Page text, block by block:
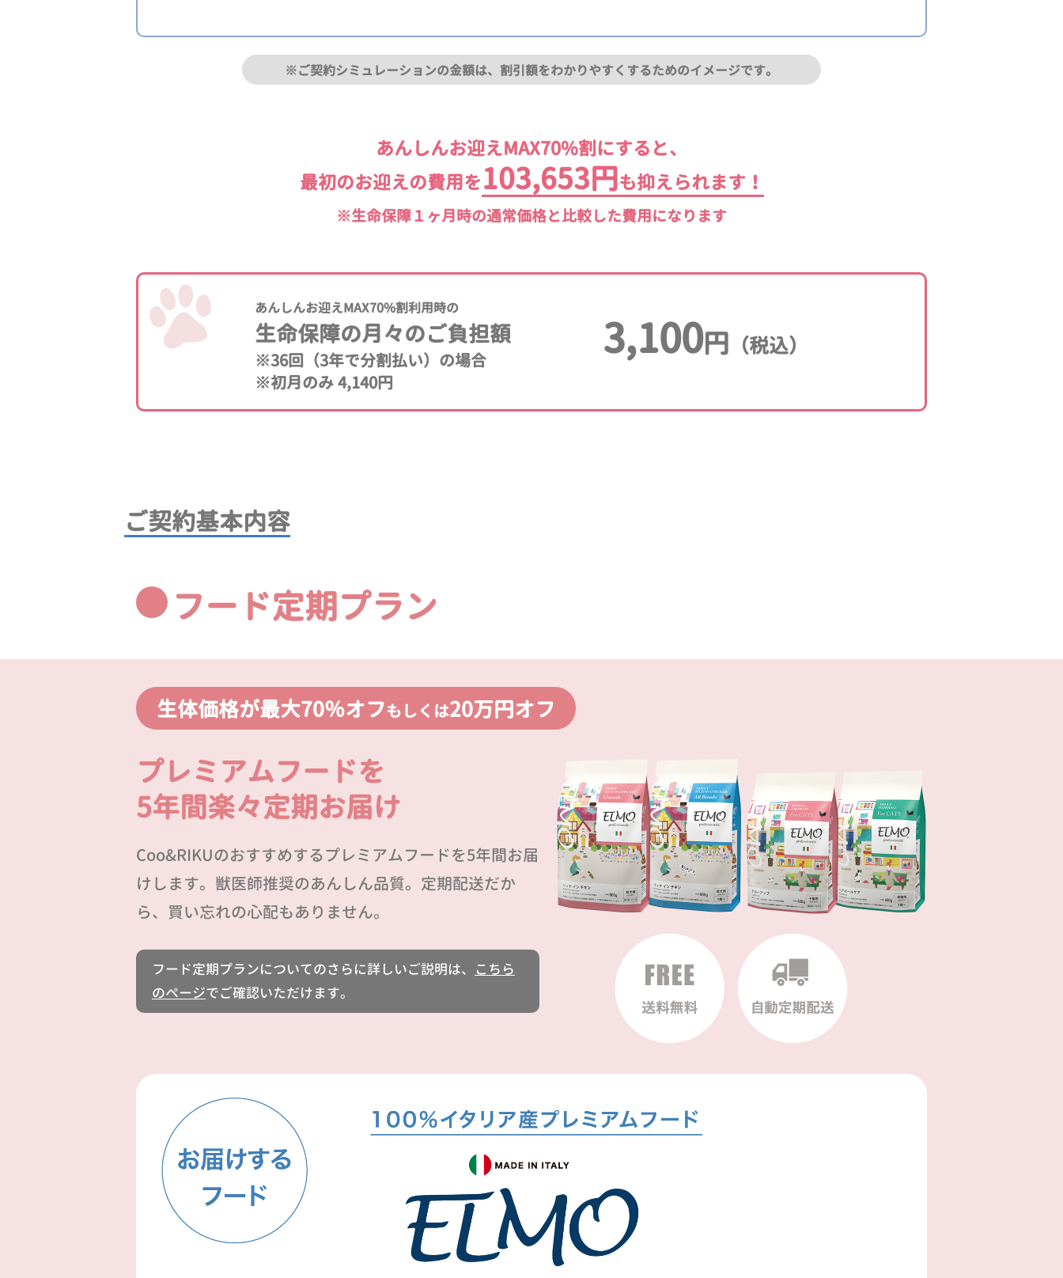
※ご契約シミュレーションの金額は、割引額をわかりやすくするためのイメージです。
あんしんお迎えMAX70%割にすると、
最初のお迎えの費用を103,653円も抑えられます！
※生命保障１ヶ月時の通常価格と比較した費用になります
あんしんお迎えMAX70%割利用時の
生命保障の月々のご負担額
※36回（3年で分割払い）の場合
※初月のみ 4,140円
3,100円 （税込）
ご契約基本内容
フード定期プラン
生体価格が最大70％オフもしくは20万円オフ
プレミアムフードを
5年間楽々定期お届け
Coo&RIKUのおすすめするプレミアムフードを5年間お届
けします。獣医師推奨のあんしん品質。定期配送だか
ら、買い忘れの心配もありません。
フード定期プランについてのさらに詳しいご説明は、
こちら
のページでご確認いただけます。